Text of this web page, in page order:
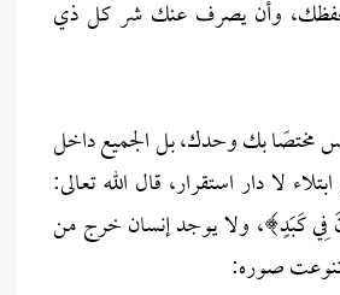
وأن يصرف عنك شر كل ذي
ليس مختصًا بك وحدك، بل الجميع داخل
لا دار استقرار، قال الله تعالى:
فِي كَبَدٍ﴾، ولا يوجد إنسان خرج من
تنوعت صوره: